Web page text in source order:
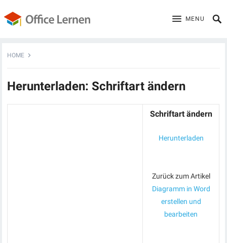
MENU
HOME
Herunterladen: Schriftart ändern
Schriftart ändern
Herunterladen
Zurück zum Artikel
Diagramm in Word
erstellen und
bearbeiten